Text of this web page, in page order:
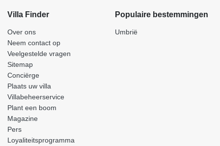
Villa Finder
Over ons
Neem contact op
Veelgestelde vragen
Sitemap
Conciërge
Plaats uw villa
Villabeheerservice
Plant een boom
Magazine
Pers
Loyaliteitsprogramma
Populaire bestemmingen
Umbrië